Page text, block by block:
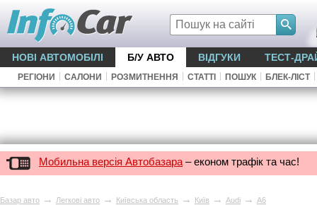
НОВІ АВТОМОБІЛІ Б/У АВТО ВІДГУКИ ТЕСТ-
РЕГІОНИ САЛОНИ РОЗМИТНЕННЯ СТАТТІ ПОШУК БЛЕК-ЛІСТ
Мобильна версія Автобазара – економ трафік та час!
Базар авто → Легкові авто → Київська область → Київ → Audi → A6